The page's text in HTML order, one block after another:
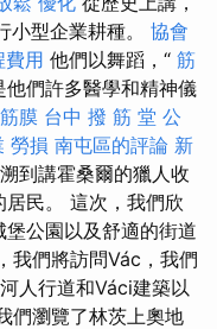
小型企業耕種。 協會
費用 他們以舞蹈，“ 筋
們許多醫學和精神儀
筋膜 台中 撥 筋 堂 公
勞損 南屯區的評論 新
到講霍桑爾的獵人收
民。 這次，我們欣
公園以及舒適的街道
我們將訪問Vác，我們
人行道和Váci建築以
們瀏覽了林茨上奧地